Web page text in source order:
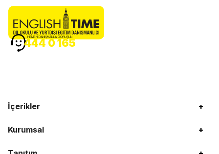
İçerikler +
Kurumsal +
HEMEN DANIŞMANLA GÖRÜŞÜN
444 0 165